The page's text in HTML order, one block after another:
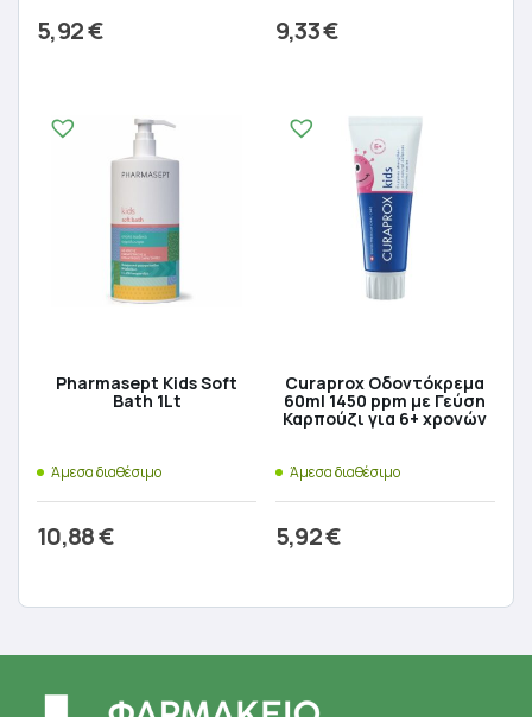
5,92€ 9,33€
Pharmasept Kids Soft
Bath 1Lt
Άμεσα διαθέσιμο
10,88€
Curaprox Οδοντόκρεμα
60ml 1450 ppm με Γεύση
Καρπούζι για 6+ χρονών
Άμεσα διαθέσιμο
5,92€